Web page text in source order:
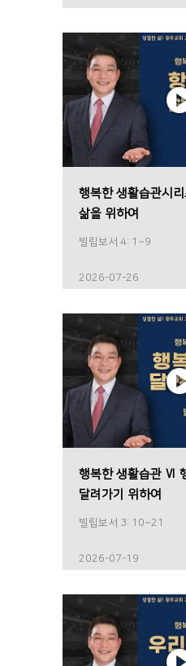
행복한 생활습관시
삶을 위하여
빌립보서 4: 1~9
2026-07-26
행복한 생활습관 Ⅵ
달려가기 위하여
빌립보서 3: 10~21
2026-07-19